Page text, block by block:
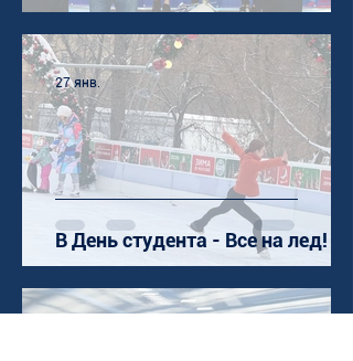
В День студента - Все на лед!
27 янв.